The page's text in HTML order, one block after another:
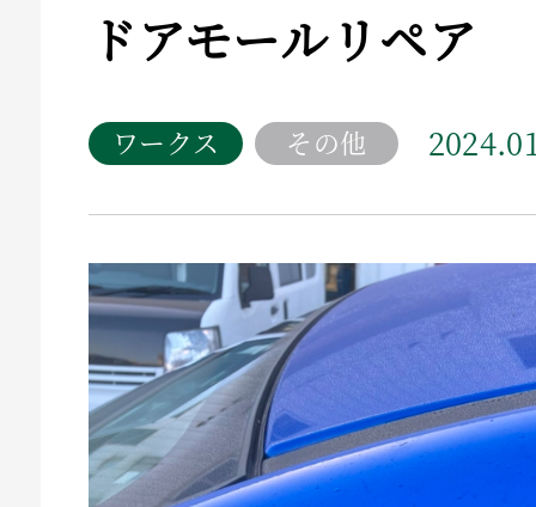
ドアモールリペア
ワークス その他